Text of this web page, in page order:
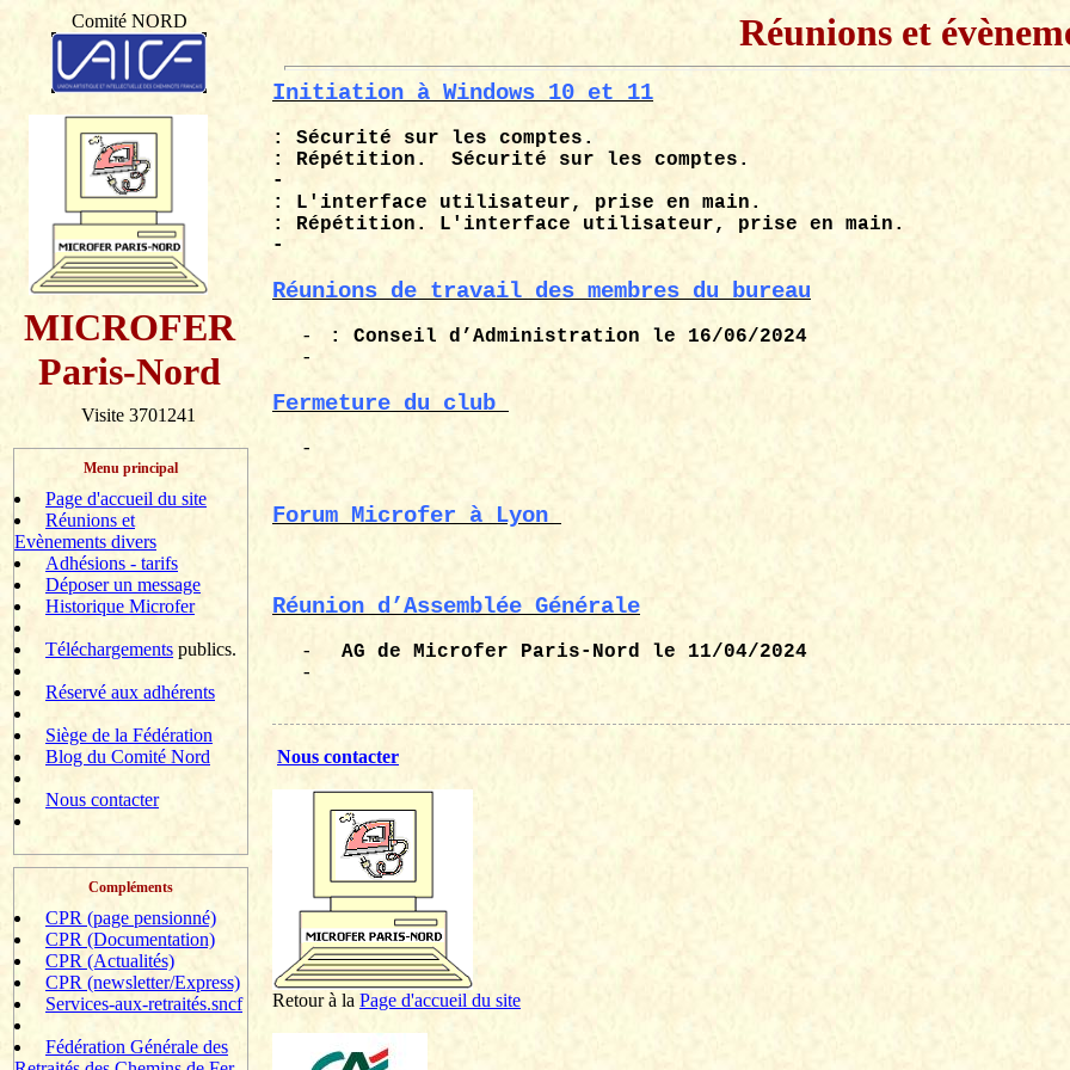
Comité NORD
MICROFER
Paris-Nord
Visite 3701241
Menu principal
Page d'accueil du site
Réunions et
Evènements divers
Adhésions - tarifs
Déposer un message
Historique Microfer
Téléchargements publics.
Réservé aux adhérents
Siège de la Fédération
Blog du Comité Nord
Nous contacter
Compléments
CPR (page pensionné)
CPR (Documentation)
CPR (Actualités)
CPR (newsletter/Express)
Services-aux-retraités.sncf
Fédération Générale des
Réunions et
Initiation à Windows 10 et 11
: Sécurité sur les comptes.
: Répétition.
Sécurité sur les comptes.
-
: L'interface utilisateur, prise en main.
: Répétition. L'interface utilisateur, prise en main.
-
Réunions de travail des membres du bureau
-
: Conseil d’Administration le 16/06/2024
-
Fermeture du club
-
Forum Microfer à Lyon
Réunion d’Assemblée Générale
- AG de Microfer Paris-Nord le 11/04/2024
-
Nous contacter
Retour à la Page d'accueil du site